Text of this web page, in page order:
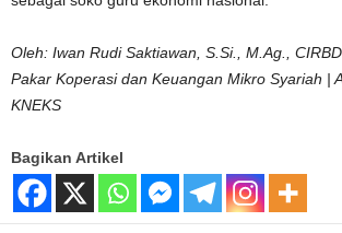
Oleh: Iwan Rudi Saktiawan, S.Si., M.Ag., CIRBD
Pakar Koperasi dan Keuangan Mikro Syariah |
KNEKS
Bagikan Artikel